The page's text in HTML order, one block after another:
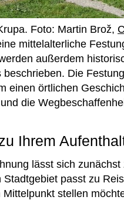
Foto: Martin Brož,
mittelalterliche
außerdem
beschrieben. Die
einen örtlichen
die
Ihrem
lässt sich
passt zu
stellen